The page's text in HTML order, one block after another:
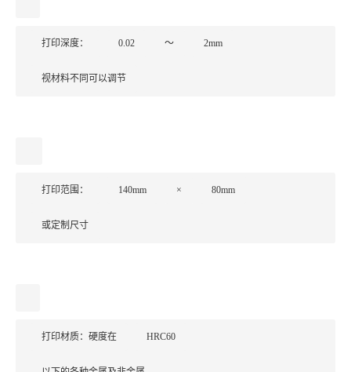
打印深度： 0.02 ～ 2mm
视材料不同可以调节
打印范围： 140mm × 80mm
或定制尺寸
打印材质：硬度在 HRC60